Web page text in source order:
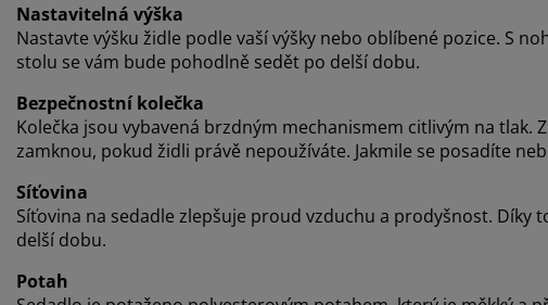
Nastavitelná výška
Nastavte výšku židle podle vaší výšky nebo oblíbené pozice. S
stolu se vám bude pohodlně sedět po delší dobu.
Bezpečnostní kolečka
Kolečka jsou vybavená brzdným mechanismem citlivým na tlak.
zamknou, pokud židli právě nepoužíváte. Jakmile se posadíte
Síťovina
Síťovina na sedadle zlepšuje proud vzduchu a prodyšnost. Díky
delší dobu.
Potah